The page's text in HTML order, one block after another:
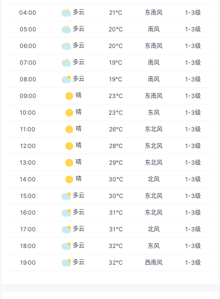
04:00 多云 21℃ 东南风 1-3级
05:00 多云 20℃ 南风 1-3级
06:00 多云 20℃ 东南风 1-3级
07:00 多云 19℃ 南风 1-3级
08:00 多云 19℃ 南风 1-3级
09:00 晴 23℃ 东南风 1-3级
10:00 晴 23℃ 东风 1-3级
11:00 晴 26℃ 东北风 1-3级
12:00 晴 28℃ 东北风 1-3级
13:00 晴 29℃ 东北风 1-3级
14:00 晴 30℃ 北风 1-3级
15:00 多云 30℃ 东北风 1-3级
16:00 多云 31℃ 东北风 1-3级
17:00 多云 31℃ 北风 1-3级
18:00 多云 32℃ 东风 1-3级
19:00 多云 32℃ 西南风 1-3级